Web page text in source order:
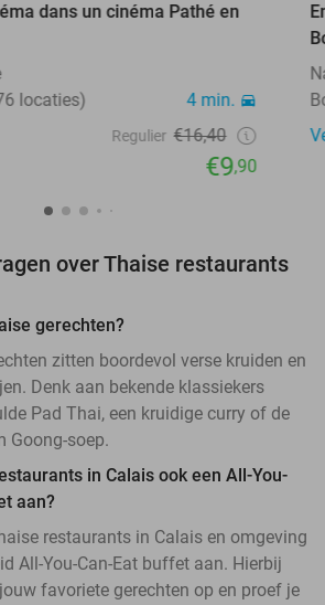
dans un cinéma Pathé en
locaties)
4 min.
Regulier €16,40
€9,90
over Thaise restaurants
gerechten?
zitten boordevol verse kruiden en
Denk aan bekende klassiekers
Pad Thai, een kruidige curry of de
Goong-soep.
in Calais ook een All-You-
aan?
restaurants in Calais en omgeving
All-You-Can-Eat buffet aan. Hierbij
favoriete gerechten op en proef je